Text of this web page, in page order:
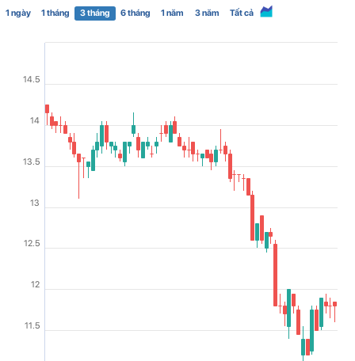
1 ngày 1 tháng 3 tháng 6 tháng 1 năm 3 năm Tất cả
11.5
12
12.5
13
13.5
14
14.5